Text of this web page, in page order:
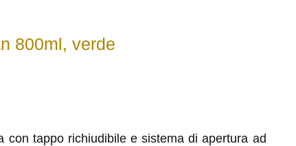
800ml, verde
con tappo richiudibile e sistema di apertura ad